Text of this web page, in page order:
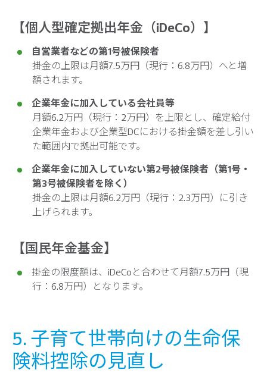
【個人型確定拠出年金（iDeCo）】
自営業者などの第1号被保険者
掛金の上限は月額7.5万円（現行：6.8万円）へと増
額されます。
企業年金に加入している会社員等
月額6.2万円（現行：2万円）を上限とし、確定給付
企業年金および企業型DCにおける掛金額を差し引い
た範囲内で拠出可能です。
企業年金に加入していない第2号被保険者（第1号・
第3号被保険者を除く）
掛金の上限は月額6.2万円（現行：2.3万円）に引き
上げられます。
【国民年金基金】
掛金の限度額は、iDeCoと合わせて月額7.5万円（現
行：6.8万円）となります。
5. 子育て世帯向けの生命保
険料控除の見直し